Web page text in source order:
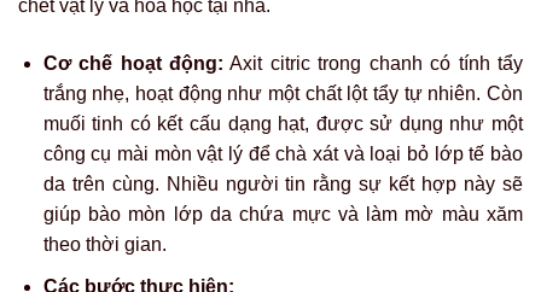
xước, bỏng rát và làm da ửng đỏ, đặc biệt với làn da
Xóa xăm chân mày tại nhà bằng muối và chanh tươi
Cách xóa lông mày bằng mật ong và nước ấm
Mật ong được biết đến với đặc tính kháng khuẩn, chống